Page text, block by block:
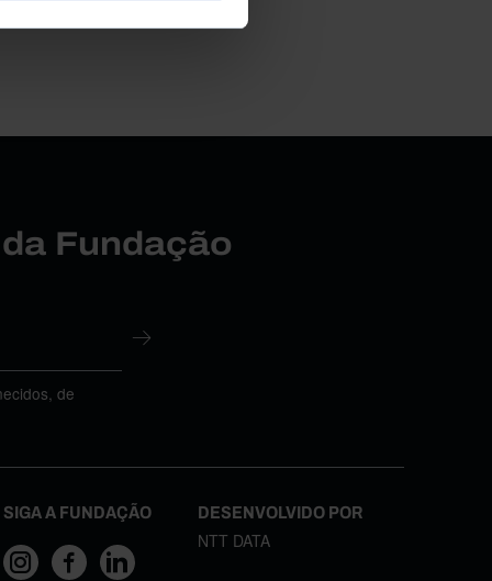
Fundação
de
SIGA A FUNDAÇÃO DESENVOLVIDO POR
NTT DATA